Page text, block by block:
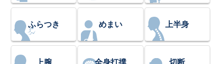
ふらつき めまい 上半身